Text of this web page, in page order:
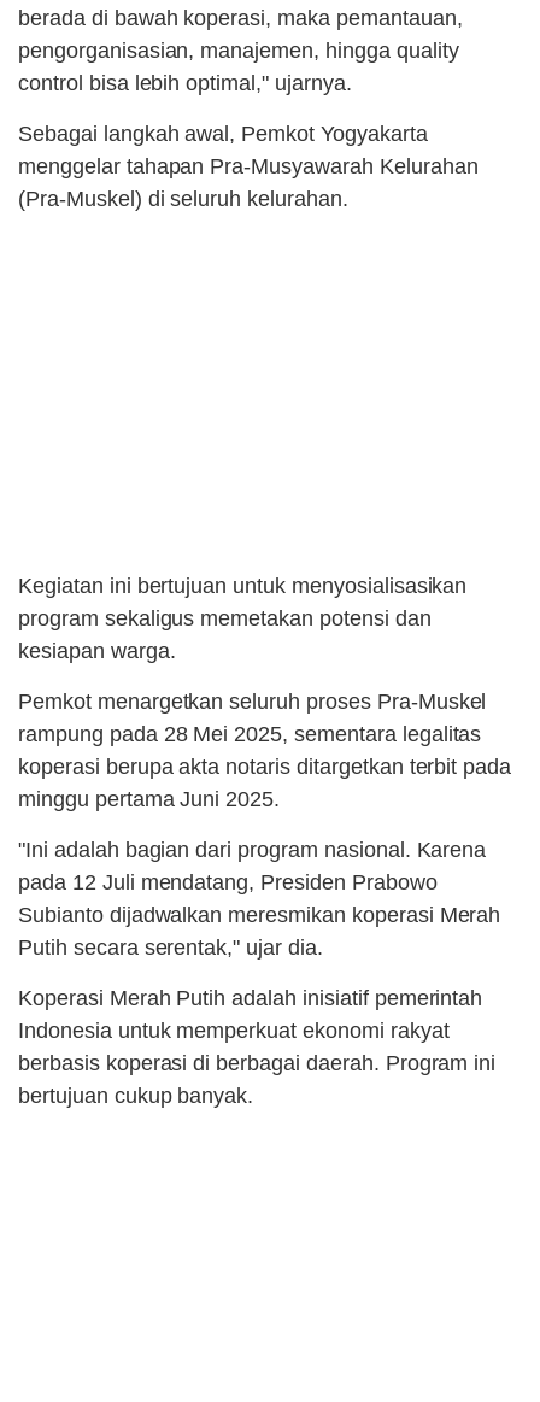
berada di bawah koperasi, maka pemantauan,
pengorganisasian, manajemen, hingga quality
control bisa lebih optimal," ujarnya.
Sebagai langkah awal, Pemkot Yogyakarta
menggelar tahapan Pra-Musyawarah Kelurahan
(Pra-Muskel) di seluruh kelurahan.
Kegiatan ini bertujuan untuk menyosialisasikan
program sekaligus memetakan potensi dan
kesiapan warga.
Pemkot menargetkan seluruh proses Pra-Muskel
rampung pada 28 Mei 2025, sementara legalitas
koperasi berupa akta notaris ditargetkan terbit pada
minggu pertama Juni 2025.
"Ini adalah bagian dari program nasional. Karena
pada 12 Juli mendatang, Presiden Prabowo
Subianto dijadwalkan meresmikan koperasi Merah
Putih secara serentak," ujar dia.
Koperasi Merah Putih adalah inisiatif pemerintah
Indonesia untuk memperkuat ekonomi rakyat
berbasis koperasi di berbagai daerah. Program ini
bertujuan cukup banyak.